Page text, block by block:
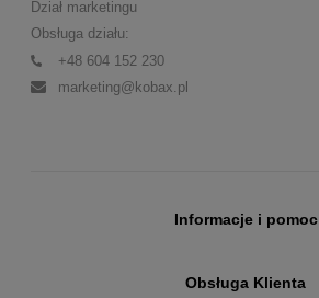
Dział marketingu
Obsługa działu:
+48 604 152 230
marketing@kobax.pl
Informacje i pomoc
Obsługa Klienta